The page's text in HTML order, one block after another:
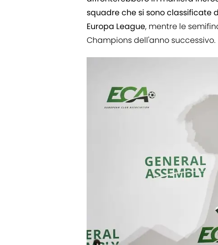
squadre che si sono classificate
Europa League, mentre le
Champions dell'anno successivo.